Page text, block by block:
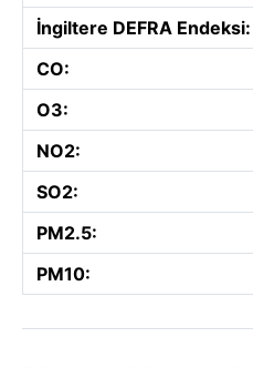
İngiltere DEFRA Endeksi:
CO:
O3:
NO2:
SO2:
PM2.5:
PM10: